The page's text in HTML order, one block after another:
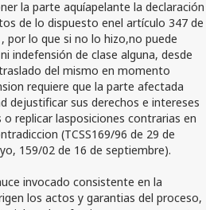
la parte aquíapelante la declaración
de lo dispuesto enel artículo 347 de
por lo que si no lo hizo,no puede
indefensión de clase alguna, desde
del mismo en momento
requiere que la parte afectada
dejustificar sus derechos e intereses
replicar lasposiciones contrarias en
(TCSS169/96 de 29 de
159/02 de 16 de septiembre).
invocado consistente en la
los actos y garantias del proceso,